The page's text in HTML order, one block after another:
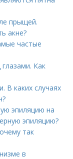
прыщей.
акне?
частые
Как
В каких случаях
эпиляцию на
эпиляцию?
так
в